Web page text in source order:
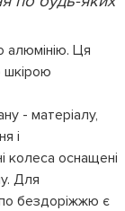
алюмінію. Ця
- матеріалу,
і
колеса оснащені
Для
бездоріжжю є